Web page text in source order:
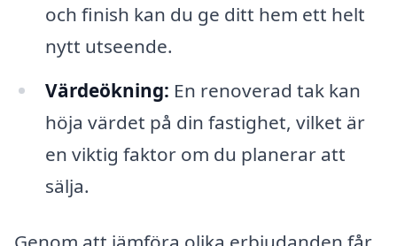
och finish kan du ge ditt hem ett helt
nytt utseende.
Värdeökning: En renoverad tak kan
höja värdet på din fastighet, vilket är
en viktig faktor om du planerar att
sälja.